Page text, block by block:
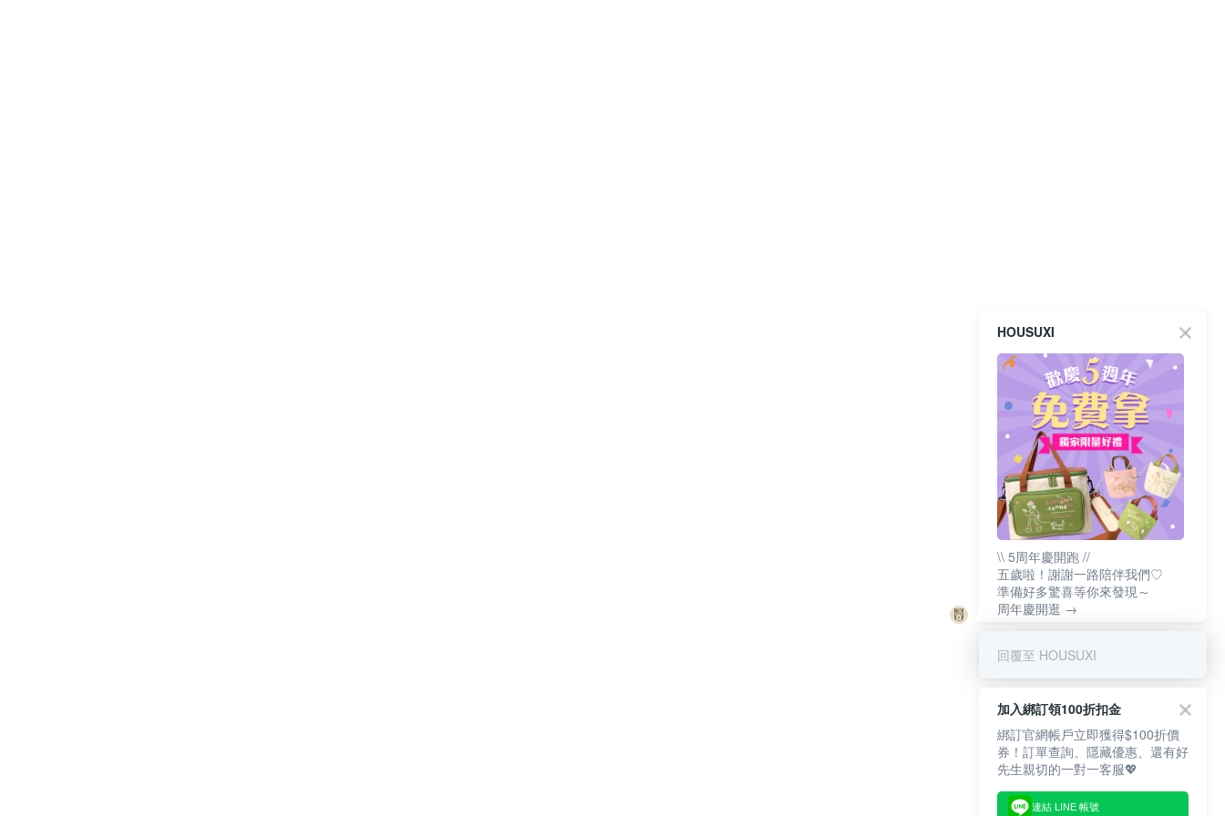
HOUSUXI
\\ 5周年慶開跑 //
五歲啦！謝謝一路陪伴我們♡
準備好多驚喜等你來發現～
周年慶開逛 →
回覆至 HOUSUXI
加入綁訂領100折扣金
綁訂官網帳戶立即獲得$100折價
券！訂單查詢、隱藏優惠、還有好
先生親切的一對一客服💖
連結 LINE 帳號